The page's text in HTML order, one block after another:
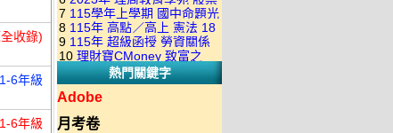
收錄)
6年級
6年級
版(3DVD)
PDF講義 函授DVD(9DVD)
全版本.全科目)合輯版 DVD版
當沖煉金術 主講：朱家泓 國
語發音 DVD版
7 115學年上學期 國中命題光
碟 翰林版 英文科 1-3年級 題
庫光碟
8 115年 高點／高上 憲法 18
堂課 宗台大老師 含PDF講義
函授DVD(8DVD)【適用於律
師司法考試】
9 115年 超級函授 勞資關係
概要 11堂課+總複習 陸川老
師 含PDF講義 函授
DVD(5DVD)
10 理財寶CMoney 致富之
道：上班族飆股攻略班 主
講：朱家泓+林穎 國語發音
熱門關鍵字
Adobe
月考卷